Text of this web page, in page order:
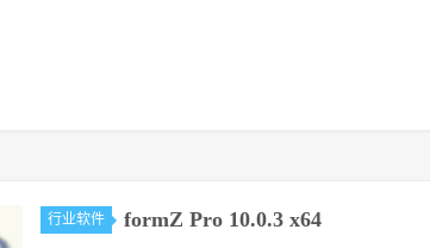
行业软件 formZ Pro 10.0.3 x64